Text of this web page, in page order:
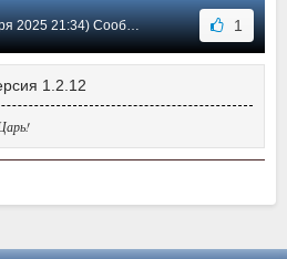
21:34) Сообщение #1 1
1.2.12